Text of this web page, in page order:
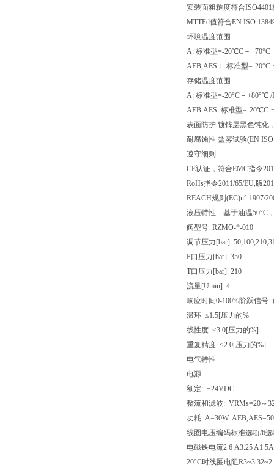
安装面粗糙度符合
MTTFd值符合EN ISO
环境温度范围
A: 标准型=-20℃C－+70°C
AEB,AES： 标准型=-
存储温度范围
A: 标准型=-20°C－+80°℃ /
AEB.AES: 标准型=-20℃C-
表面防护 镀锌层黑色钝化
耐腐蚀性 盐雾试验(EN
遵守细则
CE认证，符合EMC指令
RoHs指令2011/65/EU,版
REACH规则(EC)n° 1907/
液压特性－基于油温50°C
阀型号 RZMO-*-010
调节压力[bar]
P口压力[bar] 350
T口压力[bar] 210
流量[Umin] 4
响应时间0-100%阶跃信号
滞环 ≤1.5[压力的%
线性度 ≤3.0[压力的%]
重复精度 ≤2.0[压力的%]
电气特性
电源
额定: +24VDC
整流和滤波: VRMs=20～
功耗 A=30W
线圈电压编码标准选项/6选
电磁铁电流2.6 A3.25 A1.5A
20°C时线圈电阻R3~3.3